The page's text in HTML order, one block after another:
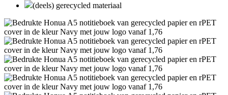
(deels) gerecycled materiaal